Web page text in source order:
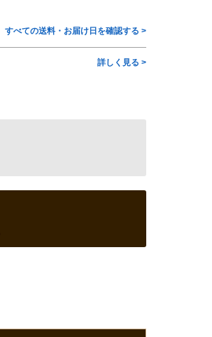
すべての送料・お届け日を確認する >
詳しく見る >